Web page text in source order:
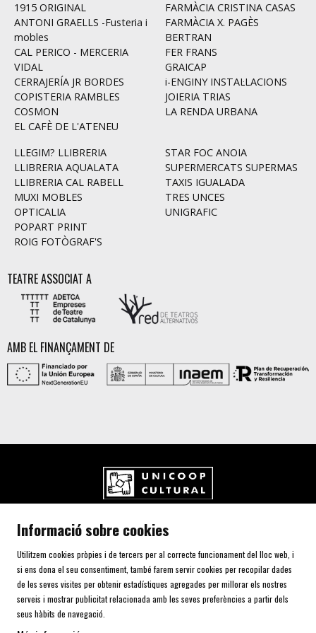
1915 ORIGINAL
ANTONI GRAELLS -Fusteria i
mobles
CAL PERICO - MERCERIA
VIDAL
CERRAJERÍA JR BORDES
COPISTERIA RAMBLES
COSMON
EL CAFÈ DE L'ATENEU
FARMÀCIA CRISTINA CASAS
FARMÀCIA X. PAGÈS
BERTRAN
FER FRANS
GRAICAP
i-ENGINY INSTAL·LACIONS
JOIERIA TRIAS
LA RENDA URBANA
LLEGIM? LLIBRERIA
LLIBRERIA AQUALATA
LLIBRERIA CAL RABELL
MUXI MOBLES
OPTICALIA
POPART PRINT
ROIG FOTÒGRAF'S
STAR FOC ANOIA
SUPERMERCATS SUPERMAS
TAXIS IGUALADA
TRES UNCES
UNIGRAFIC
TEATRE ASSOCIAT A
AMB EL FINANÇAMENT DE
Carrer de l'Aurora, 80 (Plaça de Cal Font)
Telf. 93 805 00 75
AVÍS LEGAL I POLÍTICA DE PRIVACITAT
Informació sobre cookies
Utilitzem cookies pròpies i de tercers per al correcte funcionament del lloc web, i
si ens dona el seu consentiment, també farem servir cookies per recopilar dades
de les seves visites per obtenir estadístiques agregades per millorar els nostres
serveis i mostrar publicitat relacionada amb les seves preferències a partir dels
seus hàbits de navegació.